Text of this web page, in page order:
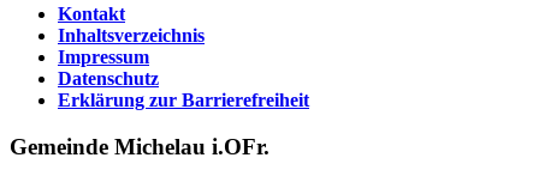
Kontakt
Inhaltsverzeichnis
Impressum
Datenschutz
Erklärung zur Barrierefreiheit
Gemeinde Michelau i.OFr.